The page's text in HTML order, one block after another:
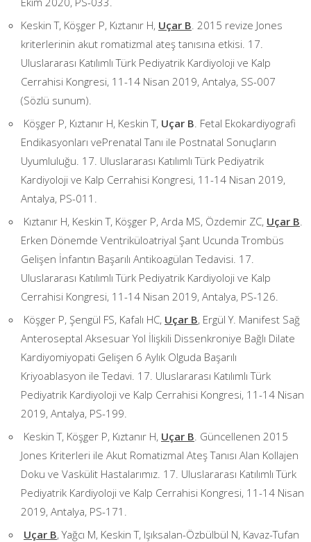
Keskin T, Köşger P, Kıztanır H, Uçar B. 2015 revize Jones
kriterlerinin akut romatizmal ateş tanısına etkisi. 17.
Uluslararası Katılımlı Türk Pediyatrik Kardiyoloji ve Kalp
Cerrahisi Kongresi, 11-14 Nisan 2019, Antalya, SS-007
(Sözlü sunum).
Köşger P, Kıztanır H, Keskin T, Uçar B. Fetal Ekokardiyografi
Endikasyonları vePrenatal Tanı ile Postnatal Sonuçların
Uyumluluğu. 17. Uluslararası Katılımlı Türk Pediyatrik
Kardiyoloji ve Kalp Cerrahisi Kongresi, 11-14 Nisan 2019,
Antalya, PS-011.
Kıztanır H, Keskin T, Köşger P, Arda MS, Özdemir ZC, Uçar B.
Erken Dönemde Ventriküloatriyal Şant Ucunda Trombüs
Gelişen İnfantın Başarılı Antikoagülan Tedavisi. 17.
Uluslararası Katılımlı Türk Pediyatrik Kardiyoloji ve Kalp
Cerrahisi Kongresi, 11-14 Nisan 2019, Antalya, PS-126.
Köşger P, Şengül FS, Kafalı HC, Uçar B, Ergül Y. Manifest Sağ
Anteroseptal Aksesuar Yol İlişkili Dissenkroniye Bağlı Dilate
Kardiyomiyopati Gelişen 6 Aylık Olguda Başarılı
Kriyoablasyon ile Tedavi. 17. Uluslararası Katılımlı Türk
Pediyatrik Kardiyoloji ve Kalp Cerrahisi Kongresi, 11-14 Nisan
2019, Antalya, PS-199.
Keskin T, Köşger P, Kıztanır H, Uçar B. Güncellenen 2015
Jones Kriterleri ile Akut Romatizmal Ateş Tanısı Alan Kollajen
Doku ve Vaskülit Hastalarımız. 17. Uluslararası Katılımlı Türk
Pediyatrik Kardiyoloji ve Kalp Cerrahisi Kongresi, 11-14 Nisan
2019, Antalya, PS-171.
Uçar B, Yağcı M, Keskin T, Işıksalan-Özbülbül N, Kavaz-Tufan